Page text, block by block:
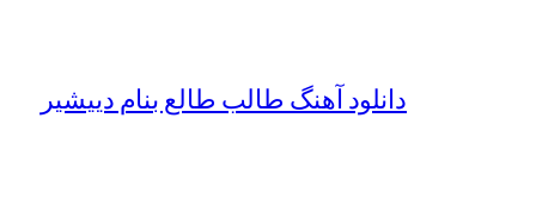
دانلود آهنگ طالب طالع بنام دییشیر